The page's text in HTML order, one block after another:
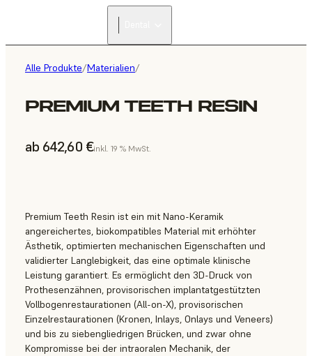
Alle Produkte/Materialien/
PREMIUM TEETH RESIN
ab 642,60 €inkl. 19 % MwSt.
Premium Teeth Resin ist ein mit Nano-Keramik
angereichertes, biokompatibles Material mit erhöhter
Ästhetik, optimierten mechanischen Eigenschaften und
validierter Langlebigkeit, das eine optimale klinische
Leistung garantiert. Es ermöglicht den 3D-Druck von
Prothesenzähnen, provisorischen implantatgestützten
Vollbogenrestaurationen (All-on-X), provisorischen
Einzelrestaurationen (Kronen, Inlays, Onlays und Veneers)
und bis zu siebengliedrigen Brücken, und zwar ohne
Kompromisse bei der intraoralen Mechanik, der